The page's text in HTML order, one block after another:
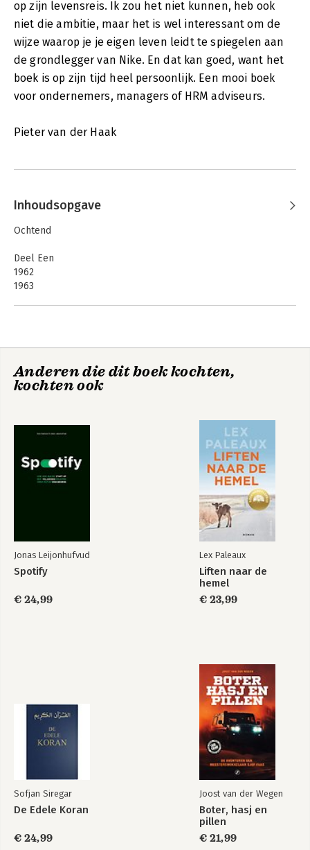
op zijn levensreis. Ik zou het niet kunnen, heb ook
niet die ambitie, maar het is wel interessant om de
wijze waarop je je eigen leven leidt te spiegelen aan
de grondlegger van Nike. En dat kan goed, want het
boek is op zijn tijd heel persoonlijk. Een mooi boek
voor ondernemers, managers of HRM adviseurs.
Pieter van der Haak
Inhoudsopgave
Ochtend
Deel Een
1962
1963
1969
1970
1973
Deel Twee
1980
Epiloog
Anderen die dit boek kochten,
kochten ook
Jonas Leijonhufvud
Spotify
€ 24,99
Lex Paleaux
Liften naar de
hemel
€ 23,99
Sofjan Siregar
De Edele Koran
€ 24,99
Joost van der Wegen
Boter, hasj en
pillen
€ 21,99